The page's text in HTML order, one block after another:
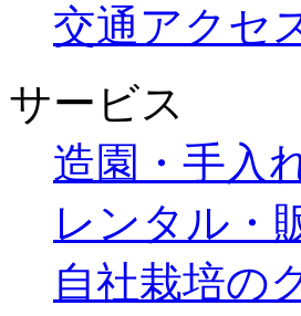
交通アクセ
サービス
造園・手入
レンタル・
自社栽培の